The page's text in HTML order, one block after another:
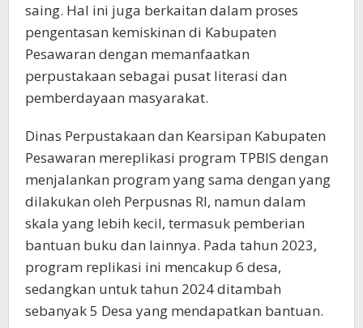
saing. Hal ini juga berkaitan dalam proses
pengentasan kemiskinan di Kabupaten
Pesawaran dengan memanfaatkan
perpustakaan sebagai pusat literasi dan
pemberdayaan masyarakat.
Dinas Perpustakaan dan Kearsipan Kabupaten
Pesawaran mereplikasi program TPBIS dengan
menjalankan program yang sama dengan yang
dilakukan oleh Perpusnas RI, namun dalam
skala yang lebih kecil, termasuk pemberian
bantuan buku dan lainnya. Pada tahun 2023,
program replikasi ini mencakup 6 desa,
sedangkan untuk tahun 2024 ditambah
sebanyak 5 Desa yang mendapatkan bantuan.